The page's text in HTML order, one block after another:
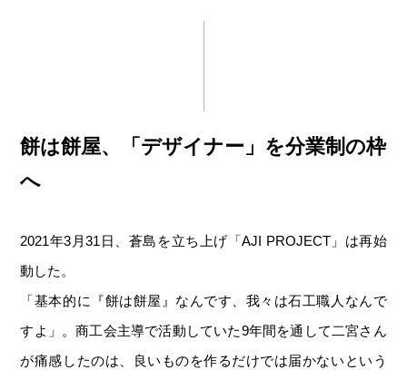
餅は餅屋、「デザイナー」を分業制の枠
へ
2021年3月31日、蒼島を立ち上げ「AJI PROJECT」は再始
動した。
「基本的に『餅は餅屋』なんです、我々は石工職人なんで
すよ」。商工会主導で活動していた9年間を通して二宮さん
が痛感したのは、良いものを作るだけでは届かないという